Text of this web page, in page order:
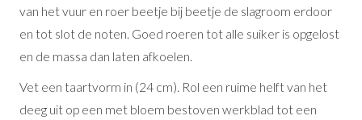
van het vuur en roer beetje bij beetje de slagroom erdoor
en tot slot de noten. Goed roeren tot alle suiker is opgelost
en de massa dan laten afkoelen.
Vet een taartvorm in (24 cm). Rol een ruime helft van het
deeg uit op een met bloem bestoven werkblad tot een